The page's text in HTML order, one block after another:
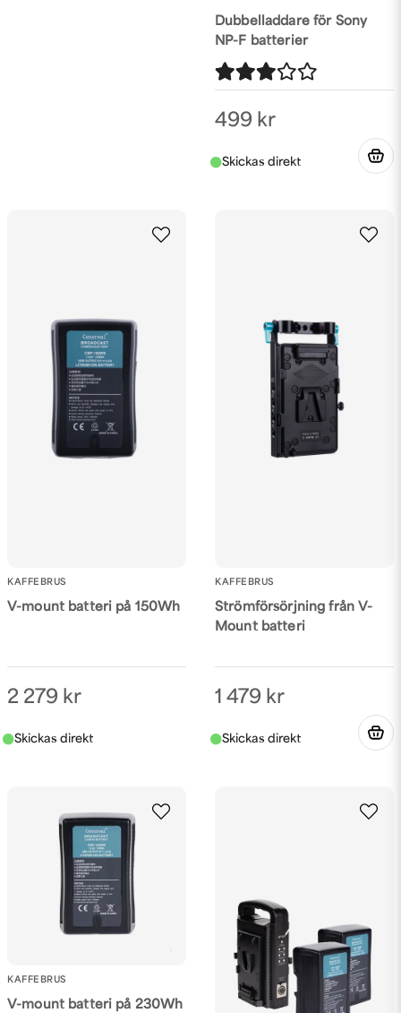
Dubbelladdare för Sony
NP-F batterier
499 kr
KAFFEBRUS
V-mount batteri på 150Wh
2 279 kr
KAFFEBRUS
Strömförsörjning från V-
Mount batteri
1 479 kr
KAFFEBRUS
V-mount batteri på 230Wh